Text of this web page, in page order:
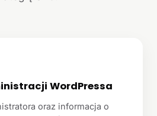
WordPressa
oraz informacja o